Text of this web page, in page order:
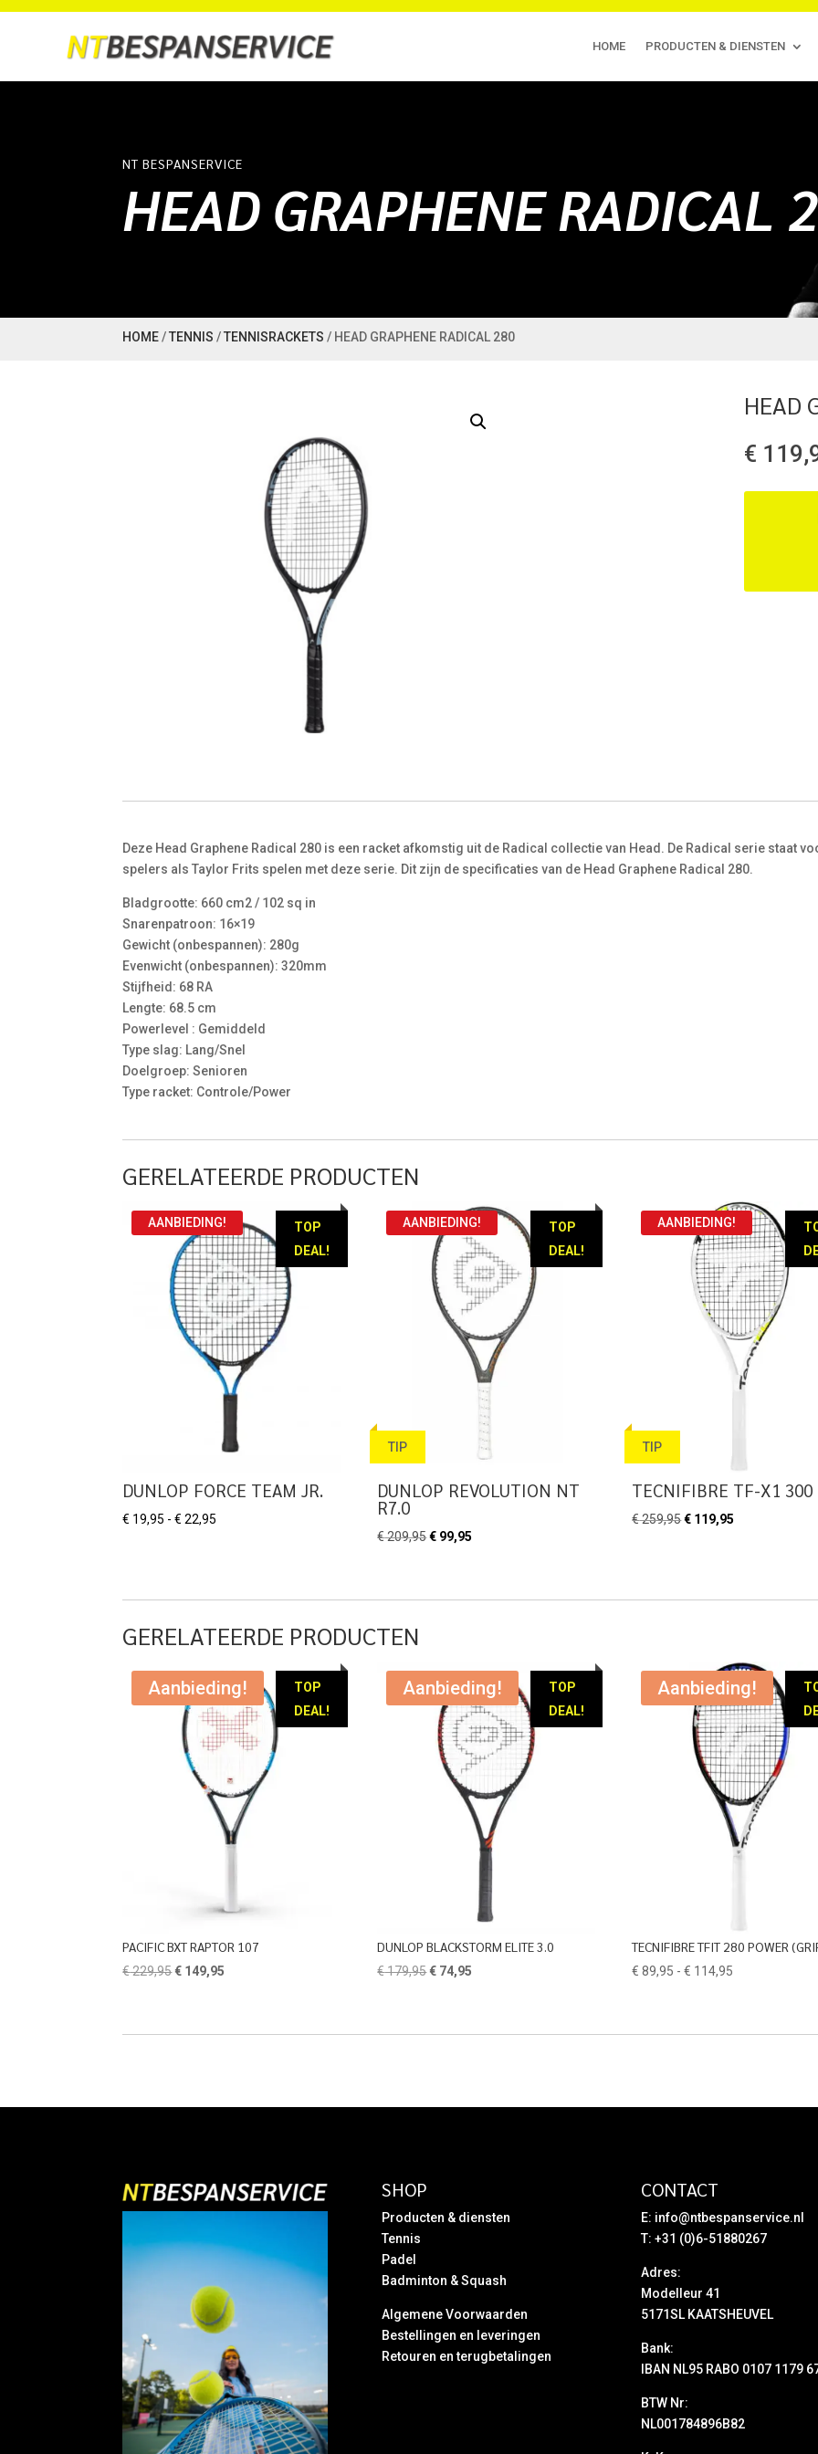
HOME PRODUCTEN & DIENSTEN
NT BESPANSERVICE
HEAD GRAPHENE RADICAL
HOME/TENNIS /TENNISRACKETS / HEAD GRAPHENE RADICAL 280
HEAD
€
Deze Head Graphene Radical 280 is een racket afkomstig uit de Radical collectie van Head. De Radical serie staat
spelers als Taylor Frits spelen met deze serie. Dit zijn de specificaties van de Head Graphene Radical 280.
Bladgrootte: 660 cm2 / 102 sq in
Snarenpatroon: 16×19
Gewicht (onbespannen): 280g
Evenwicht (onbespannen): 320mm
Stijfheid: 68 RA
Lengte: 68.5 cm
Powerlevel : Gemiddeld
Type slag: Lang/Snel
Doelgroep: Senioren
Type racket: Controle/Power
GERELATEERDE PRODUCTEN
TOP
DEAL!
AANBIEDING!
DUNLOP FORCE TEAM JR.
€ 19,95 - € 22,95
TOP
DEAL!
TIP
AANBIEDING!
DUNLOP REVOLUTION NT
R7.0
€209,95Oorspronkelijke
€ 99,95
TIP
AANBIEDING!
TECNIFIBRE TF-X1 300
€259,95Oorspronkelijke
€ 119,95
GERELATEERDE PRODUCTEN
TOP
DEAL!
Aanbieding!
PACIFIC BXT RAPTOR 107
€229,95Oorspronkelijke
€ 149,95
TOP
DEAL!
Aanbieding!
DUNLOP BLACKSTORM ELITE 3.0
€179,95Oorspronkelijke
€ 74,95
Aanbieding!
TECNIFIBRE TFIT 280 POWER
€ 89,95 - € 114,95
SHOP
Producten & diensten
Tennis
Padel
Badminton & Squash
Algemene Voorwaarden
Bestellingen en leveringen
Retouren en terugbetalingen
CONTACT
E: info@ntbespanservice.nl
T: +31 (0)6-51880267
Adres:
Modelleur 41
5171SL KAATSHEUVEL
Bank:
IBAN NL95 RABO 0107 1179
BTW Nr:
NL001784896B82